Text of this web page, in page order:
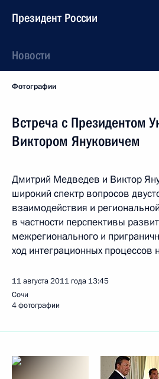
Президент России
Новости
Фотографии
Встреча с Президентом
Виктором Януковичем
Дмитрий Медведев и Виктор
широкий спектр вопросов
взаимодействия и
в частности перспективы
межрегионального и
ход интеграционных процессов
11 августа 2011 года 13:45
Сочи
4 фотографии